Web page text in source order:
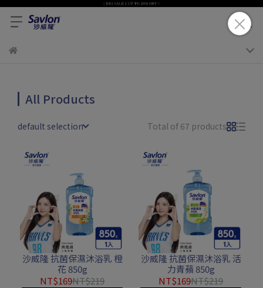
All Products
default selection Total of 67 products
沙威隆 抗菌保濕沐浴乳 橙
花 850g
NT$169NT$219
沙威隆 抗菌保濕沐浴乳 活
力青蘋 850g
NT$169NT$219